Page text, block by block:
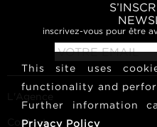
inscrivez-vous pour être
L'Agence
Contact
This site uses
functionality and
Further information
Privacy Policy